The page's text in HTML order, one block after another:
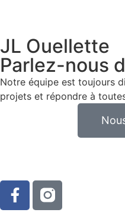
JL Ouellette
Parlez-nous
Notre équipe est toujours
projets et répondre à